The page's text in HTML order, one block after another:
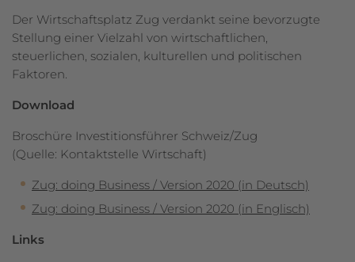
Der Wirtschaftsplatz Zug verdankt seine bevorzugte
Stellung einer Vielzahl von wirtschaftlichen,
steuerlichen, sozialen, kulturellen und politischen
Faktoren.
Download
Broschüre Investitionsführer Schweiz/Zug
(Quelle: Kontaktstelle Wirtschaft)
Zug: doing Business / Version 2020 (in Deutsch)
Zug: doing Business / Version 2020 (in Englisch)
Links